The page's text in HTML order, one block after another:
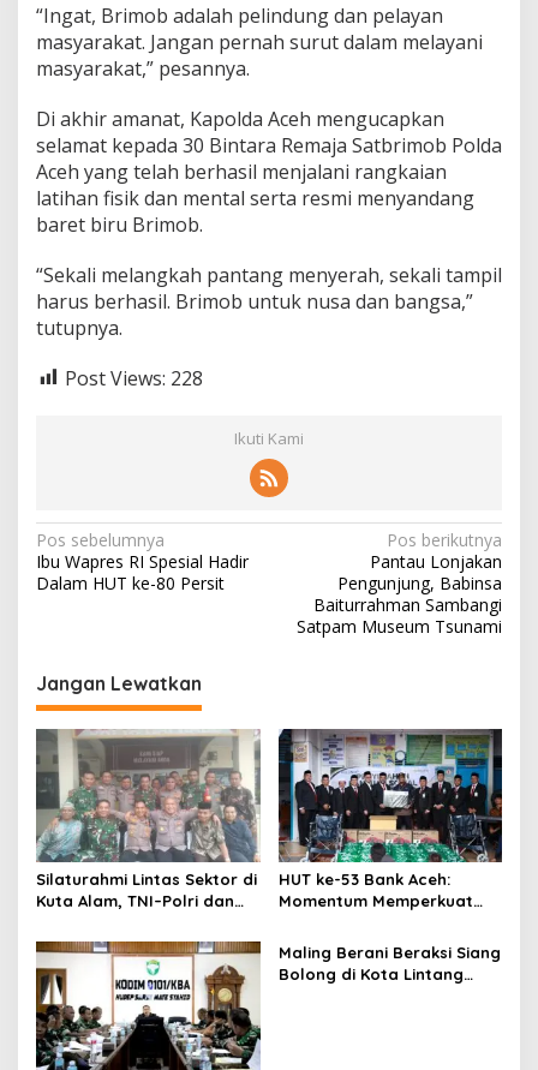
“Ingat, Brimob adalah pelindung dan pelayan
masyarakat. Jangan pernah surut dalam melayani
masyarakat,” pesannya.
Di akhir amanat, Kapolda Aceh mengucapkan
selamat kepada 30 Bintara Remaja Satbrimob Polda
Aceh yang telah berhasil menjalani rangkaian
latihan fisik dan mental serta resmi menyandang
baret biru Brimob.
“Sekali melangkah pantang menyerah, sekali tampil
harus berhasil. Brimob untuk nusa dan bangsa,”
tutupnya.
Post Views: 228
Ikuti Kami
N
a
g
a
s
i
p
o
s
Pos sebelumnya
Ibu Wapres RI Spesial Hadir
Dalam HUT ke-80 Persit
Pos berikutnya
Pantau Lonjakan
Pengunjung, Babinsa
Baiturrahman Sambangi
Satpam Museum Tsunami
Jangan Lewatkan
Silaturahmi Lintas Sektor di
Kuta Alam, TNI–Polri dan
Kebersamaan
HUT ke-53 Bank Aceh:
Momentum Memperkuat
Keberkahan Bagi Aceh
Maling Berani Beraksi Siang
Bolong di Kota Lintang